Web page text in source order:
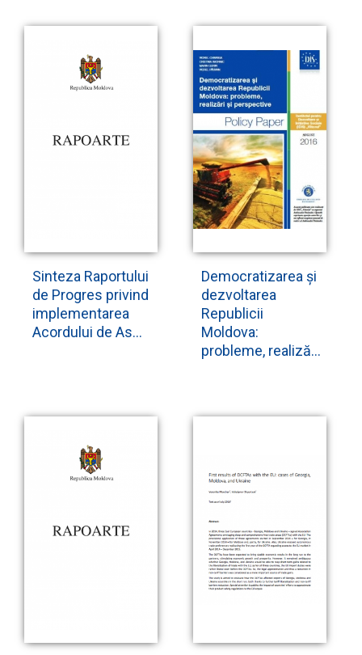
Sinteza Raportului
de Progres privind
implementarea
Acordului de As...
Democratizarea și
dezvoltarea
Republicii
Moldova:
probleme, realiză...